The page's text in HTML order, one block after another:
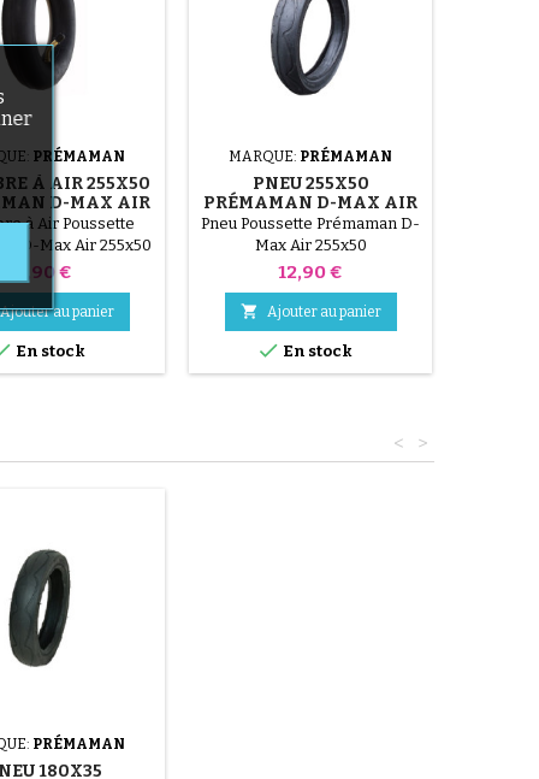
PRÉMAMAN
À AIR 255X50
D-MAX AIR
à Air Poussette
D-Max Air 255x50
Prix
7,90 €
Ajouter au panier
En stock
MARQUE: PRÉMAMAN
PNEU 255X50
PRÉMAMAN D-MAX AIR
Pneu Poussette Prémaman D-
Max Air 255x50
Prix
12,90 €
 Ajouter au panier
 En stock
>
<
PRÉMAMAN
180X35